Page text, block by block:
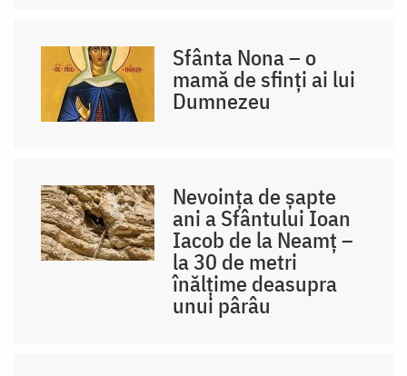
Sfânta Nona – o
mamă de sfinți ai lui
Dumnezeu
Nevoința de șapte
ani a Sfântului Ioan
Iacob de la Neamț –
la 30 de metri
înălțime deasupra
unui pârâu